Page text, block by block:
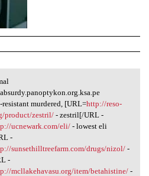
qhq.qolx.absurdy
murdered, [URL=http://reso-
product/zestril/- zestril[/URL -
ucnewark.com/eli/- lowest eli
-
sunsethilltreefarm.com/drugs/nizol/-
-
mcllakehavasu.org/item/betahistine/-